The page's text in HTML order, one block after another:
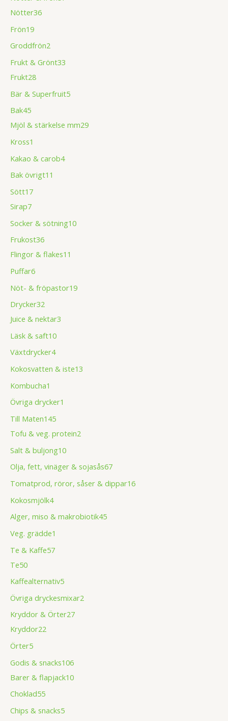
Nötter36
Frön19
Groddfrön2
Frukt & Grönt33
Frukt28
Bär & Superfruit5
Bak45
Mjöl & stärkelse mm29
Kross1
Kakao & carob4
Bak övrigt11
Sött17
Sirap7
Socker & sötning10
Frukost36
Flingor & flakes11
Puffar6
Nöt- & fröpastor19
Drycker32
Juice & nektar3
Läsk & saft10
Växtdrycker4
Kokosvatten & iste13
Kombucha1
Övriga drycker1
Till Maten145
Tofu & veg. protein2
Salt & buljong10
Olja, fett, vinäger & sojasås67
Tomatprod, röror, såser & dippar16
Kokosmjölk4
Alger, miso & makrobiotik45
Veg. grädde1
Te & Kaffe57
Te50
Kaffealternativ5
Övriga dryckesmixar2
Kryddor & Örter27
Kryddor22
Örter5
Godis & snacks106
Barer & flapjack10
Choklad55
Chips & snacks5